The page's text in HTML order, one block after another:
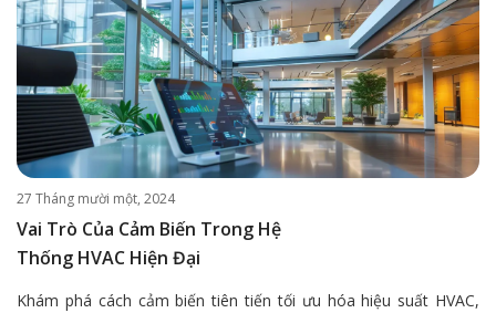
27 Tháng mười một, 2024
Vai Trò Của Cảm Biến Trong Hệ
Thống HVAC Hiện Đại
Khám phá cách cảm biến tiên tiến tối ưu hóa hiệu suất HVAC,